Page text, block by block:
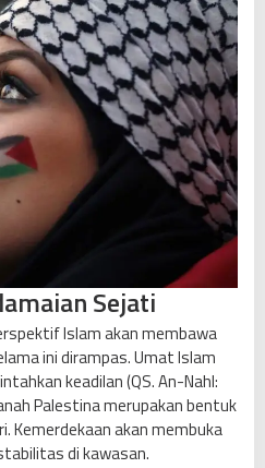
Sejati
Islam akan membawa
ini dirampas. Umat Islam
keadilan (QS. An-Nahl:
Palestina merupakan bentuk
Kemerdekaan akan membuka
di kawasan.